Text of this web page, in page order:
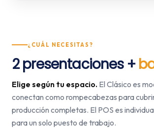
¿CUÁL NECESITAS?
2 presentaciones +
Elige según tu espacio. El Clásico es
conectan como rompecabezas para
producción completas. El POS es
para un solo puesto de trabajo.